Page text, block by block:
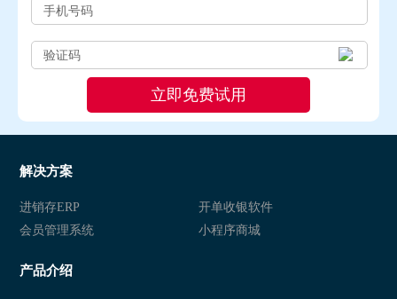
解决方案
进销存ERP
开单收银软件
会员管理系统
小程序商城
产品介绍